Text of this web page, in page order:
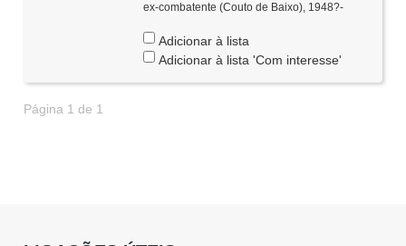
ex-combatente (Couto de Baixo), 1948?-
Adicionar à lista
Adicionar à lista 'Com interesse'
Página 1 de 1